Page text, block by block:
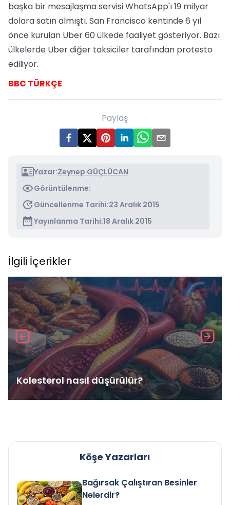
başka bir mesajlaşma servisi WhatsApp'ı 19 milyar
dolara satın almıştı. San Francisco kentinde 6 yıl
önce kurulan Uber 60 ülkede faaliyet gösteriyor. Bazı
ülkelerde Uber diğer taksiciler tarafından protesto
ediliyor.
BBC TÜRKÇE
Paylaş
Yazar:Zeynep GÜÇLÜCAN
Görüntülenme:
Güncellenme Tarihi:23 Aralık 2015
Yayınlanma Tarihi:18 Aralık 2015
İlgili İçerikler
Kolesterol nasıl düşürülür?
Köşe Yazarları
Bağırsak Çalıştıran Besinler
Nelerdir?